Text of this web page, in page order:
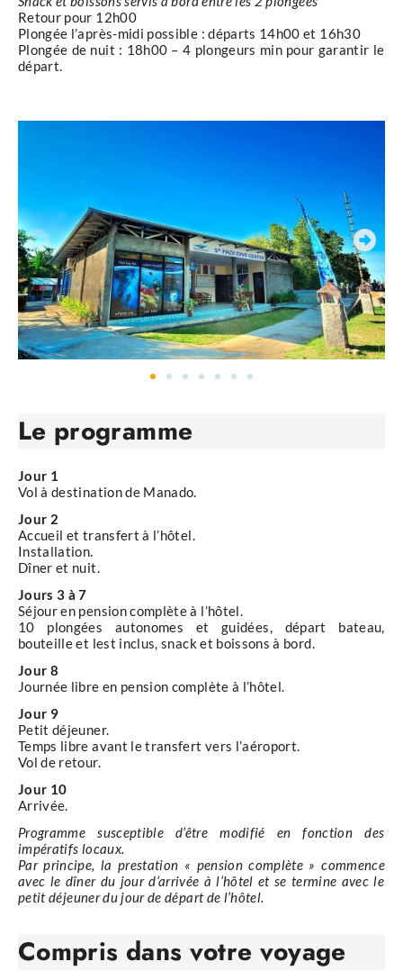
Retour pour 12h00
Plongée l’après-midi possible : départs 14h00 et 16h30
Plongée de nuit : 18h00 – 4 plongeurs min pour garantir le
départ.
Le programme
Jour 1
Vol à destination de Manado.
Jour 2
Accueil et transfert à l’hôtel.
Installation.
Dîner et nuit.
Jours 3 à 7
Séjour en pension complète à l’hôtel.
10 plongées autonomes et guidées, départ bateau,
bouteille et lest inclus, snack et boissons à bord.
Jour 8
Journée libre en pension complète à l’hôtel.
Jour 9
Petit déjeuner.
Temps libre avant le transfert vers l’aéroport.
Vol de retour.
Jour 10
Arrivée.
Programme susceptible d’être modifié en fonction des
impératifs locaux.
Par principe, la prestation « pension complète » commence
avec le dîner du jour d’arrivée à l’hôtel et se termine avec le
petit déjeuner du jour de départ de l’hôtel.
Compris dans votre voyage